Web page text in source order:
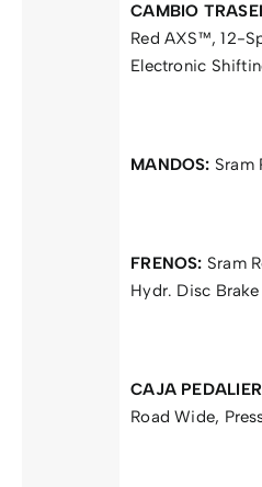
CAMBIO
Red AXS™, 12-
Electronic
MANDOS: Sram
FRENOS: Sram
Hydr. Disc
CAJA
Road Wide,